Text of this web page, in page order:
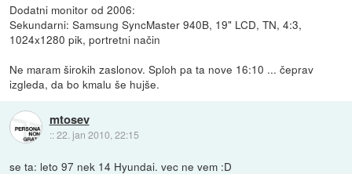
Dodatni monitor od 2006:
Sekundarni: Samsung SyncMaster 940B, 19" LCD, TN, 4:3,
1024x1280 pik, portretni način
Ne maram širokih zaslonov. Sploh pa ta nove 16:10 ... čeprav
izgleda, da bo kmalu še hujše.
mtosev
::22. jan 2010, 22:15
se ta: leto 97 nek 14 Hyundai. vec ne vem :D